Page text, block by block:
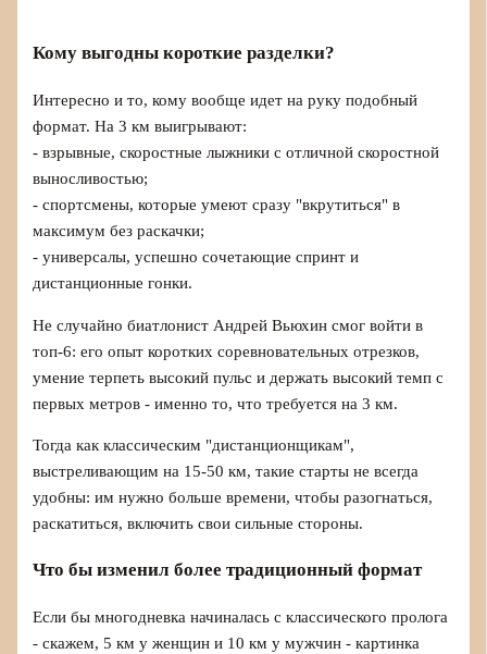
Кому выгодны короткие разделки?
Интересно и то, кому вообще идет на руку подобный
формат. На 3 км выигрывают:
- взрывные, скоростные лыжники с отличной скоростной
выносливостью;
- спортсмены, которые умеют сразу "вкрутиться" в
максимум без раскачки;
- универсалы, успешно сочетающие спринт и
дистанционные гонки.
Не случайно биатлонист Андрей Вьюхин смог войти в
топ-6: его опыт коротких соревновательных отрезков,
умение терпеть высокий пульс и держать высокий темп с
первых метров - именно то, что требуется на 3 км.
Тогда как классическим "дистанционщикам",
выстреливающим на 15-50 км, такие старты не всегда
удобны: им нужно больше времени, чтобы разогнаться,
раскатиться, включить свои сильные стороны.
Что бы изменил более традиционный формат
Если бы многодневка начиналась с классического пролога
- скажем, 5 км у женщин и 10 км у мужчин - картинка